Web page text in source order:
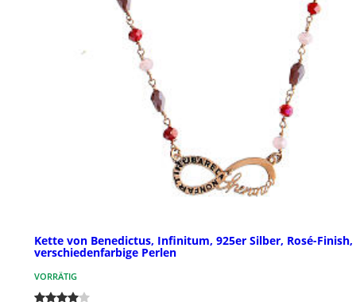
Kette von Benedictus, Infinitum, 925er Silber, Rosé-Finish,
verschiedenfarbige Perlen
VORRÄTIG